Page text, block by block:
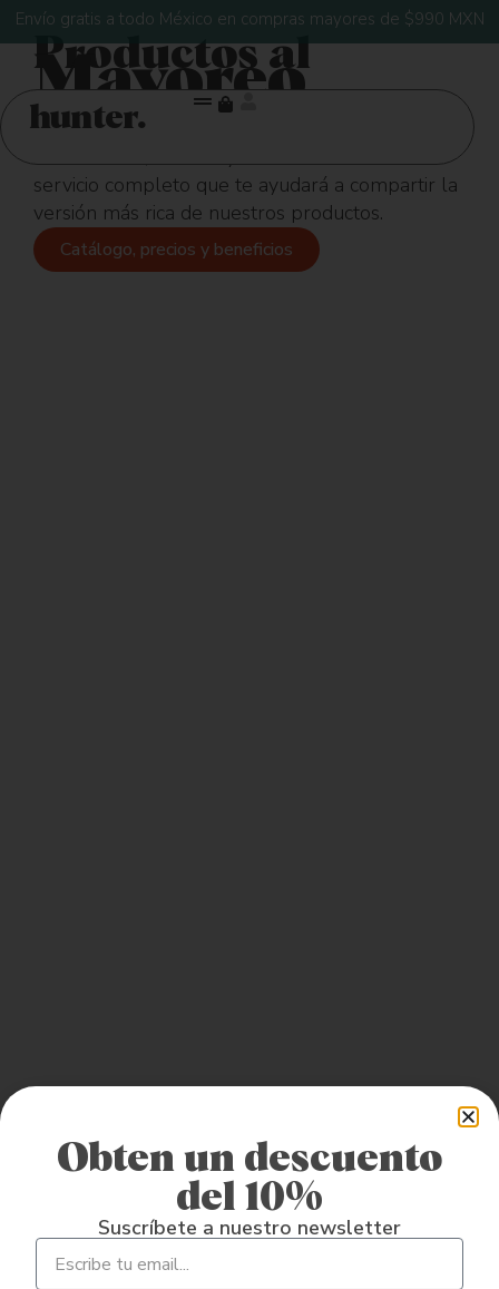
hunter.
Envío gratis a todo México en compras mayores de $990 MXN
Productos al
Mayoreo
Creamos programas de café rico para cafeterías,
restaurantes, hoteles y oficinas. Ofrecemos un
servicio completo que te ayudará a compartir la
versión más rica de nuestros productos.
Catálogo, precios y beneficios
Obten un descuento
del 10%
Suscríbete a nuestro newsletter